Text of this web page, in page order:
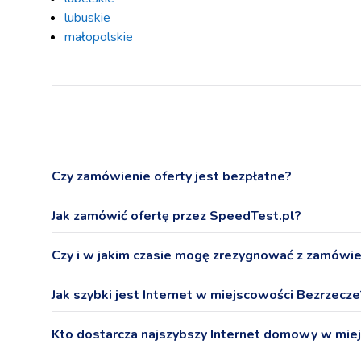
lubuskie
małopolskie
Czy zamówienie oferty jest bezpłatne?
Tak, zamówienie oferty na stronie SpeedTest.pl nie
Jak zamówić ofertę przez SpeedTest.pl?
Po wybraniu oferty podaj numer telefonu, a
Czy i w jakim czasie mogę zrezygnować z
W ciągu 14 dni możesz odstąpić od podpisanej na
Jak szybki jest Internet w miejscowości
Internet domowy - pobieranie: 184,6 Mb/s,
Kto dostarcza najszybszy Internet domowy w